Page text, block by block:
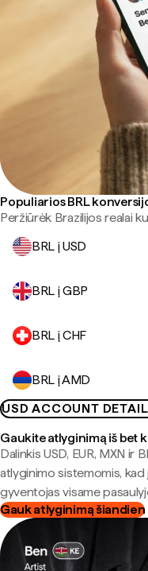
Populiarios BRL
Peržiūrėk Brazilijos realai
BRL į USD
BRL į GBP
BRL į CHF
BRL į AMD
USD ACCOUNT
Gaukite atlyginimą iš bet
Dalinkis USD, EUR, MXN ir
atlyginimo sistemomis,
gyventojas visame
Gauk atlyginimą šiandien